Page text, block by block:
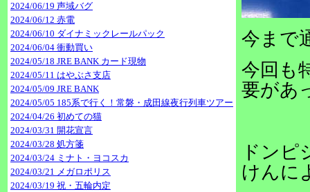
2024/06/19 声域バグ
2024/06/12 赤電
2024/06/10 ダイナミックレールパック
2024/06/04 衝動買い
2024/05/18 JRE BANK カード現物
2024/05/11 はやぶさ支店
2024/05/09 JRE BANK
2024/05/05 185系で行く！常磐・成田線夜行列車ツアー
2024/04/26 初めての猫
2024/03/31 開花宣言
2024/03/28 処方箋
2024/03/24 ミナト・ヨコスカ
2024/03/21 メガロポリス
2024/03/19 祝・五輪内定
今まで
今回も
要があ
ドンピ
けんに